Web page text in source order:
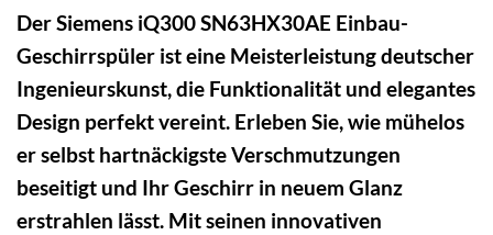
Der Siemens iQ300 SN63HX30AE Einbau-
Geschirrspüler ist eine Meisterleistung deutscher
Ingenieurskunst, die Funktionalität und elegantes
Design perfekt vereint. Erleben Sie, wie mühelos
er selbst hartnäckigste Verschmutzungen
beseitigt und Ihr Geschirr in neuem Glanz
erstrahlen lässt. Mit seinen innovativen